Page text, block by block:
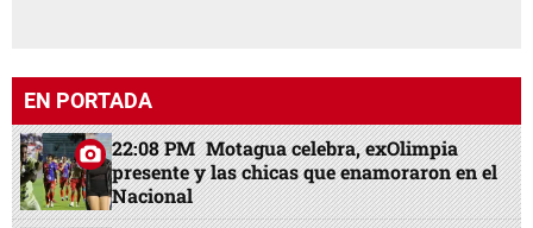
EN PORTADA
22:08 PM Motagua celebra, exOlimpia
presente y las chicas que enamoraron en el
Nacional